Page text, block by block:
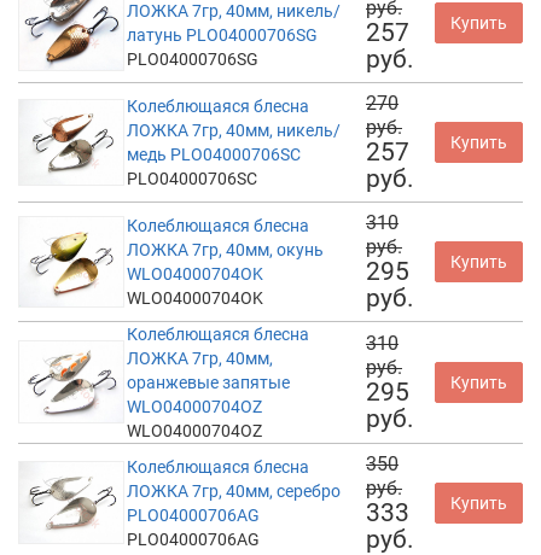
ЛОЖКА 7гр, 40мм, никель/
латунь PLO04000706SG
PLO04000706SG
руб.
257
руб.
Купить
Колеблющаяся блесна
ЛОЖКА 7гр, 40мм, никель/
медь PLO04000706SC
PLO04000706SC
270
руб.
257
руб.
Купить
Колеблющаяся блесна
ЛОЖКА 7гр, 40мм, окунь
WLO04000704OK
WLO04000704OK
310
руб.
295
руб.
Купить
Колеблющаяся блесна
ЛОЖКА 7гр, 40мм,
оранжевые запятые
WLO04000704OZ
WLO04000704OZ
310
руб.
295
руб.
Купить
Колеблющаяся блесна
ЛОЖКА 7гр, 40мм, серебро
PLO04000706AG
PLO04000706AG
350
руб.
333
руб.
Купить